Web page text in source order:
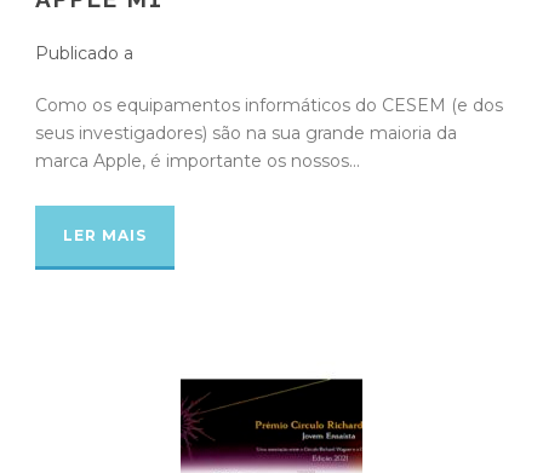
Publicado a
Como os equipamentos informáticos do CESEM (e dos
seus investigadores) são na sua grande maioria da
marca Apple, é importante os nossos...
LER MAIS